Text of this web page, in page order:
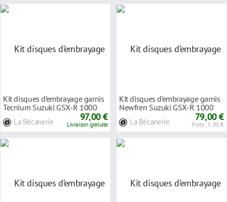
Kit disques d’embrayage garnis
Tecnium Suzuki GSX-R 1000
La Bécanerie 97,00 €
Livraison gratuite
Kit disques d’embrayage garnis
Newfren Suzuki GSX-R 1000
La Bécanerie 79,00 €
Ports : 5,90 €